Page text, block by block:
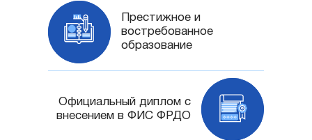
Престижное и
востребованное
образование
Официальный диплом с
внесением в ФИС ФРДО